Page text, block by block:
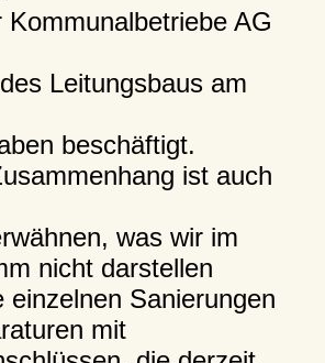
Kommunalbetriebe AG
Leitungsbaus am
beschäftigt.
ist auch
was wir im
nicht darstellen
einzelnen Sanierungen
mit